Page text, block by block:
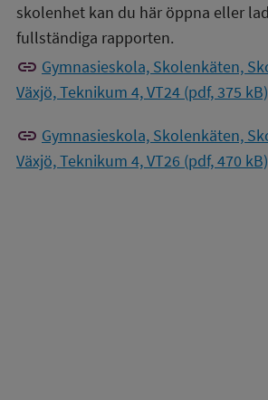
skolenhet kan du här öppna eller
fullständiga rapporten.
link Gymnasieskola, Skolenkäten,
Växjö, Teknikum 4, VT24 (pdf, 375 kB)
link Gymnasieskola, Skolenkäten,
Växjö, Teknikum 4, VT26 (pdf, 470 kB)